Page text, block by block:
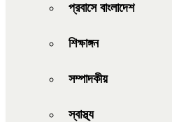
প্রবাসে বাংলাদেশ
শিক্ষাঙ্গন
সম্পাদকীয়
স্বাস্থ্য